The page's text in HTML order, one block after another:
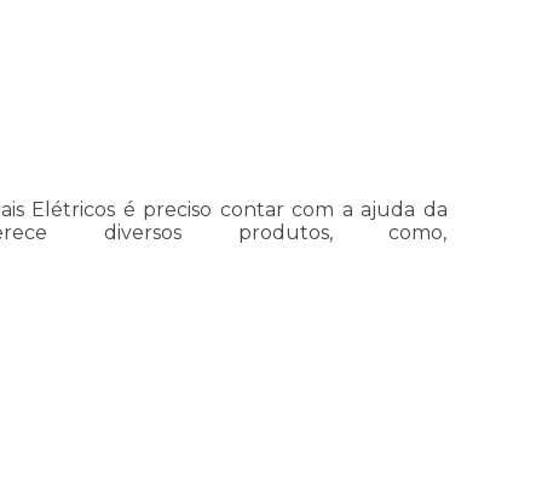
Elétricos é preciso contar com a ajuda da
diversos produtos, como,